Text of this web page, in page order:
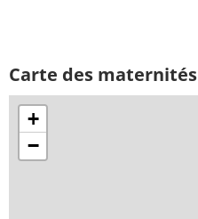
Carte des
+
−